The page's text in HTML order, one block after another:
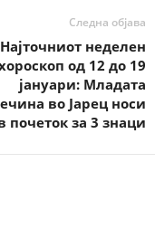
Следна објава
Најточниот неделен
од 12 до 19
јануари: Младата
во Јарец носи
почеток за 3 знаци